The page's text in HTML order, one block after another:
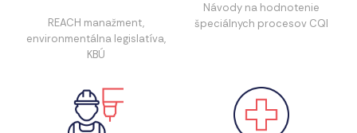
REACH manažment,
environmentálna legislatíva,
KBÚ
Návody na hodnotenie
špeciálnych procesov CQI